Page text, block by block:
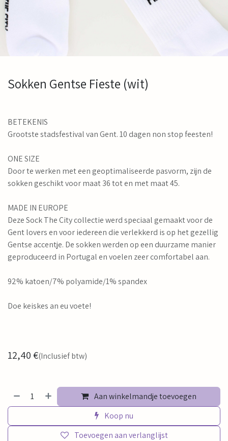
Sokken Gentse Fieste (wit)
BETEKENIS
Grootste stadsfestival van Gent. 10 dagen non stop feesten!
ONE SIZE
Door te werken met een geoptimaliseerde pasvorm, zijn de
sokken geschikt voor maat 36 tot en met maat 45.
MADE IN EUROPE
Deze Sock The City collectie werd speciaal gemaakt voor de
Gent lovers en voor iedereen die verlekkerd is op het gezellig
Gentse accentje. De sokken werden op een duurzame manier
geproduceerd in Portugal en voelen zeer comfortabel aan.
92% katoen/7% polyamide/1% spandex
Doe keiskes an eu voete!
12,40€(Inclusief btw)
Aan winkelmandje toevoegen
Koop nu
Toevoegen aan verlanglijst